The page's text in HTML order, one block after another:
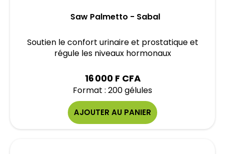
Saw Palmetto - Sabal
Soutien le confort urinaire et prostatique et
régule les niveaux hormonaux
16 000 F CFA
Format : 200 gélules
AJOUTER AU PANIER